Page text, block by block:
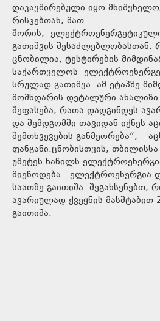
დაკავშირებული იყო
რისკებთან, მათ
შორის,
გათიშვის შესაძლებლობასთან.
ცნობილია, ტესტირების
საქართველოს
სრულად გათიშვა. ამ ეტაპზე
მომხდარის დეტალური ანალიზი
შეფასება, რათა დადგინდეს
და შემდგომში თავიდან იქნეს
შემთხვევების განმეორება“, –
ფანგანი.ცნობისთვის,
უმეტეს ნაწილს
მიეწოდება. ელექტროენერგია
საათზე გაითიშა.
ავარიულად ქვეყნის
გაითიშა.